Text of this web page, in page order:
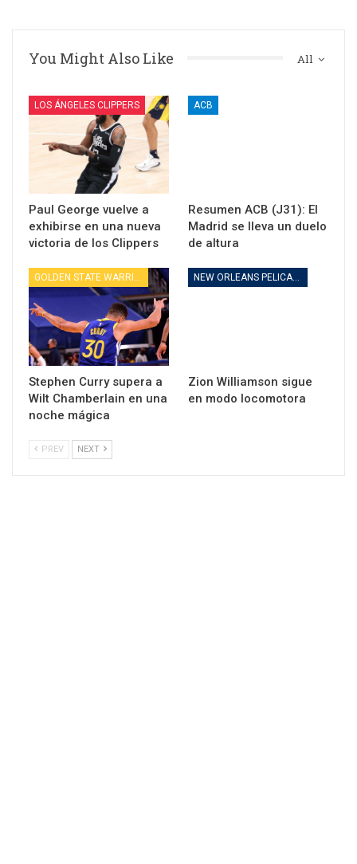
All
You Might Also Like
LOS ÁNGELES CLIPPERS
Paul George vuelve a
exhibirse en una nueva
victoria de los Clippers
ACB
Resumen ACB (J31): El
Madrid se lleva un duelo
de altura
Stephen Curry supera a
Wilt Chamberlain en una
noche mágica
Zion Williamson sigue
en modo locomotora
PREV NEXT